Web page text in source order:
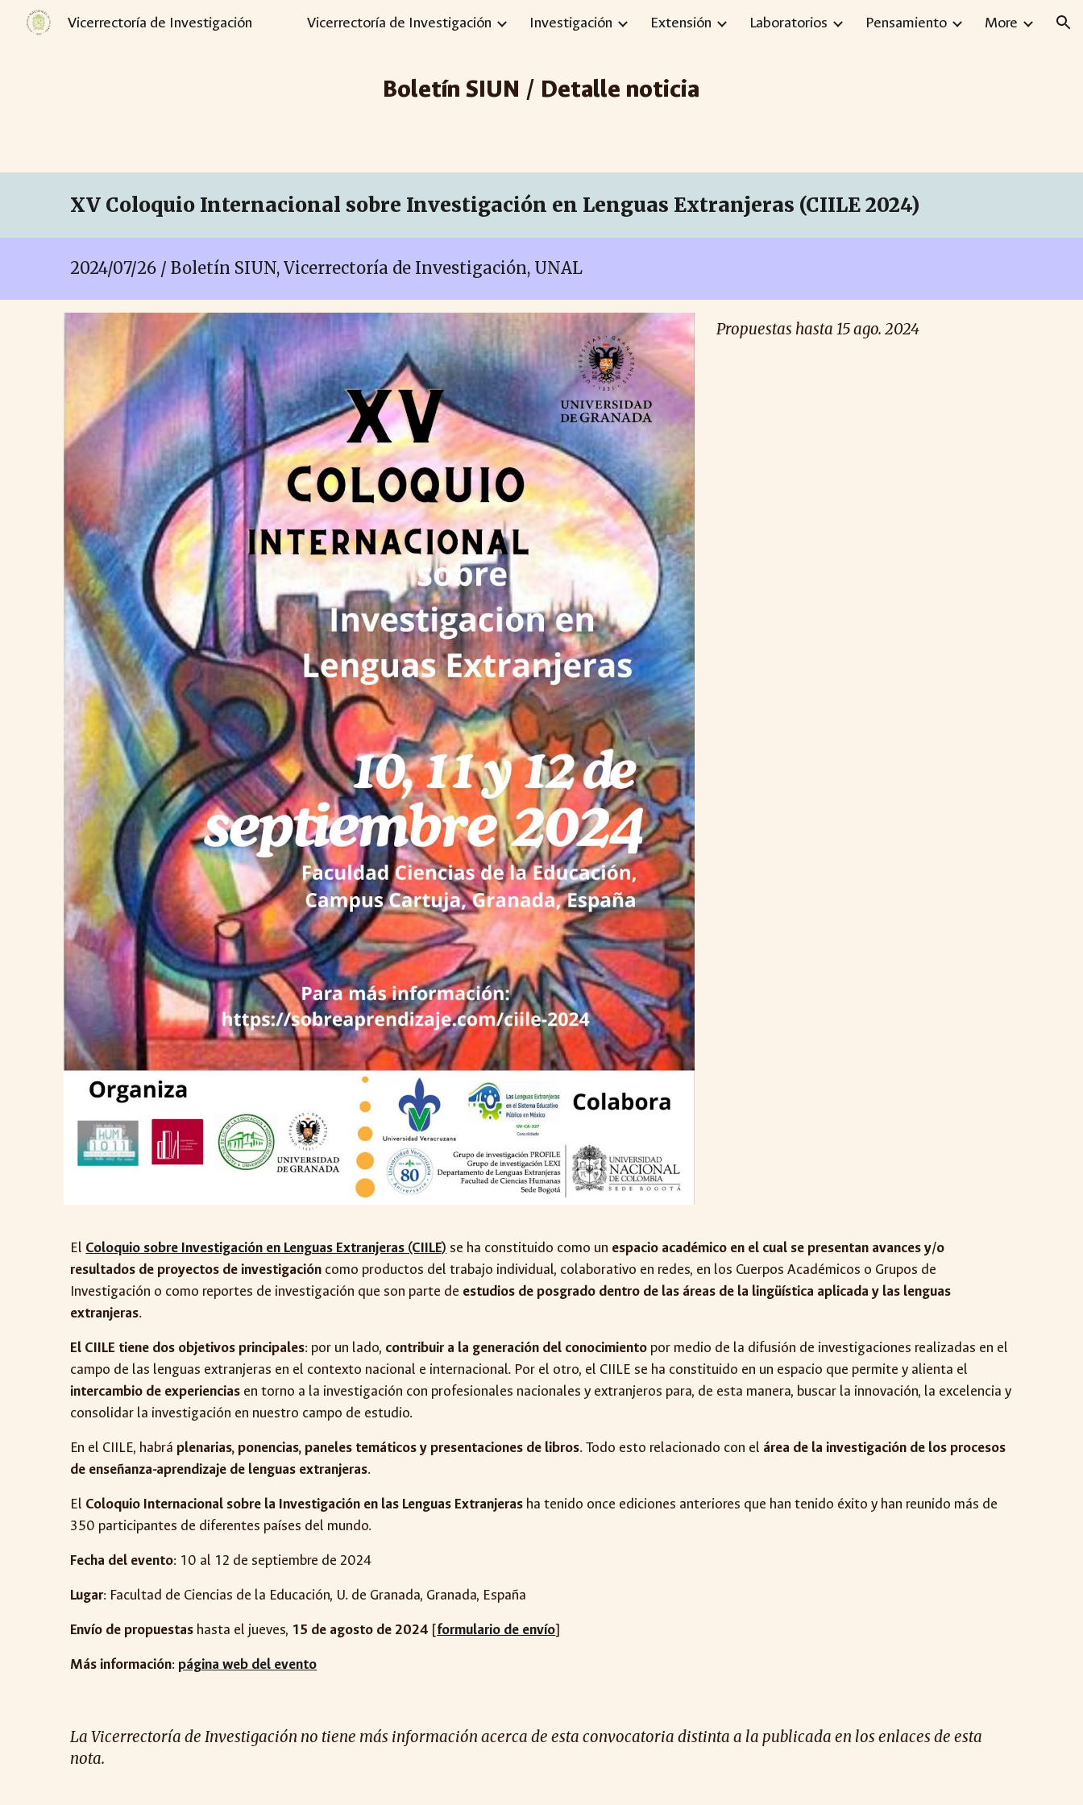
Skip to main content Skip to navigation
Vicerrectoría de Investigación Vicerrectoría de Investigación Investigación Extensión Laboratorios Pensamiento More
Boletín SIUN / Detalle noticia
XV Coloquio Internacional sobre Investigación en Lenguas Extranjeras (CIILE 2024)
2024/07/26 / Boletín SIUN, Vicerrectoría de Investigación, UNAL
Propuestas hasta 15 ago. 2024
El Coloquio sobre Investigación en Lenguas Extranjeras (CIILE) se ha constituido como un espacio académico en el cual se presentan avances y/o
resultados de proyectos de investigación como productos del trabajo individual, colaborativo en redes, en los Cuerpos Académicos o Grupos de
Investigación o como reportes de investigación que son parte de estudios de posgrado dentro de las áreas de la lingüística aplicada y las lenguas
extranjeras.
El CIILE tiene dos objetivos principales: por un lado, contribuir a la generación del conocimiento por medio de la difusión de investigaciones realizadas en el
campo de las lenguas extranjeras en el contexto nacional e internacional. Por el otro, el CIILE se ha constituido en un espacio que permite y alienta el
intercambio de experiencias en torno a la investigación con profesionales nacionales y extranjeros para, de esta manera, buscar la innovación, la excelencia y
consolidar la investigación en nuestro campo de estudio.
En el CIILE, habrá plenarias, ponencias, paneles temáticos y presentaciones de libros. Todo esto relacionado con el área de la investigación de los procesos
de enseñanza-aprendizaje de lenguas extranjeras.
El Coloquio Internacional sobre la Investigación en las Lenguas Extranjeras ha tenido once ediciones anteriores que han tenido éxito y han reunido más de
350 participantes de diferentes países del mundo.
Fecha del evento: 10 al 12 de septiembre de 2024
Lugar: Facultad de Ciencias de la Educación, U. de Granada, Granada, España
Envío de propuestas hasta el jueves, 15 de agosto de 2024 [formulario de envío]
Más información: página web del evento
La Vicerrectoría de Investigación no tiene más información acerca de esta convocatoria distinta a la publicada en los enlaces de esta
nota.